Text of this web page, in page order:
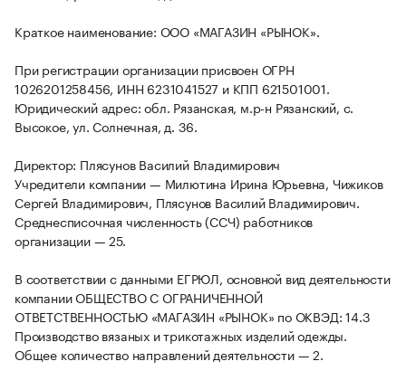
Краткое наименование: ООО «МАГАЗИН «РЫНОК».
При регистрации организации присвоен ОГРН
1026201258456, ИНН 6231041527 и КПП 621501001.
Юридический адрес: обл. Рязанская, м.р-н Рязанский, с.
Высокое, ул. Солнечная, д. 36.
Директор: Плясунов Василий Владимирович
Учредители компании — Милютина Ирина Юрьевна, Чижиков
Сергей Владимирович, Плясунов Василий Владимирович.
Среднесписочная численность (ССЧ) работников
организации — 25.
В соответствии с данными ЕГРЮЛ, основной вид деятельности
компании ОБЩЕСТВО С ОГРАНИЧЕННОЙ
ОТВЕТСТВЕННОСТЬЮ «МАГАЗИН «РЫНОК» по ОКВЭД: 14.3
Производство вязаных и трикотажных изделий одежды.
Общее количество направлений деятельности — 2.